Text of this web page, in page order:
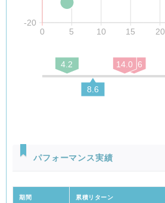
-20
0 5 10 15 20
15.6
8.6
4.2 14.0
パフォーマンス実績
期間 累積リターン
信託報酬率
販売会社